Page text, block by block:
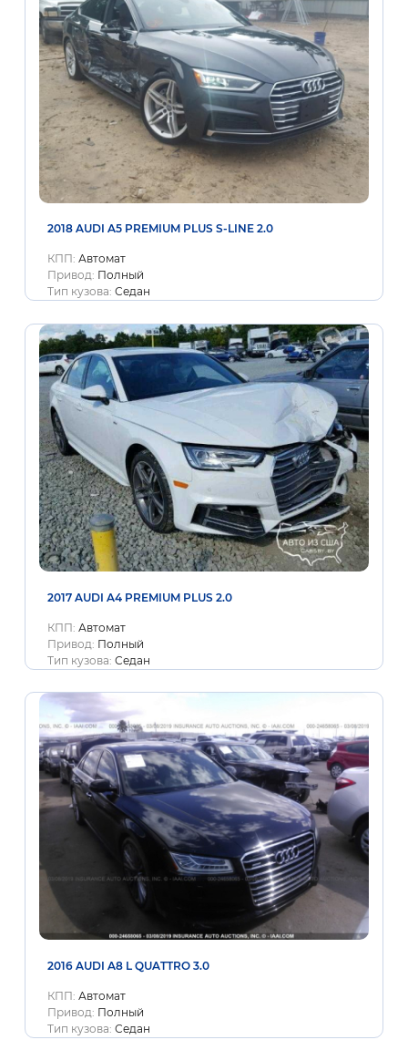
2018 AUDI A5 PREMIUM PLUS S-LINE 2.0
КПП: Автомат
Привод: Полный
Тип кузова: Седан
2017 AUDI A4 PREMIUM PLUS 2.0
КПП: Автомат
Привод: Полный
Тип кузова: Седан
2016 AUDI A8 L QUATTRO 3.0
КПП: Автомат
Привод: Полный
Тип кузова: Седан